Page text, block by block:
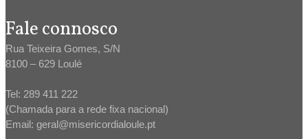
Fale connosco
Rua Teixeira Gomes, S/N
8100 – 629 Loulé
Tel: 289 411 222
(Chamada para a rede fixa nacional)
Email: geral@misericordialoule.pt